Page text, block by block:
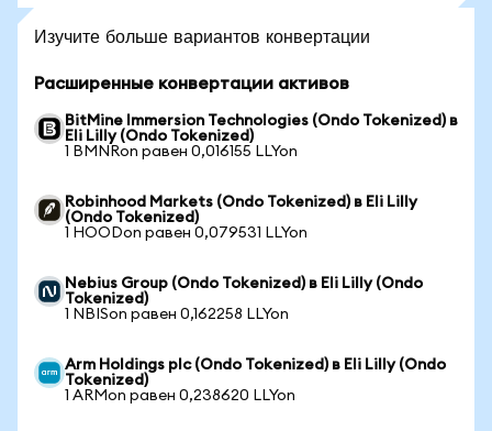
Изучите больше вариантов конвертации
Расширенные конвертации активов
BitMine Immersion Technologies (Ondo Tokenized) в
Eli Lilly (Ondo Tokenized)
1 BMNRon равен 0,016155 LLYon
Robinhood Markets (Ondo Tokenized) в Eli Lilly
(Ondo Tokenized)
1 HOODon равен 0,079531 LLYon
Nebius Group (Ondo Tokenized) в Eli Lilly (Ondo
Tokenized)
1 NBISon равен 0,162258 LLYon
Arm Holdings plc (Ondo Tokenized) в Eli Lilly (Ondo
Tokenized)
1 ARMon равен 0,238620 LLYon